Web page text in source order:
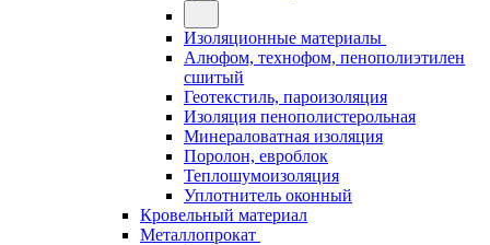
Изоляционные материалы
Алюфом, технофом, пенополиэтилен
сшитый
Геотекстиль, пароизоляция
Изоляция пенополистерольная
Минераловатная изоляция
Поролон, евроблок
Теплошумоизоляция
Уплотнитель оконный
Кровельный материал
Металлопрокат